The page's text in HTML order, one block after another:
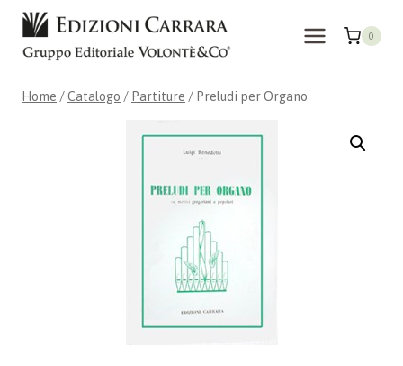
Salta
contenuto
0
Home /Catalogo / Partiture / Preludi per Organo